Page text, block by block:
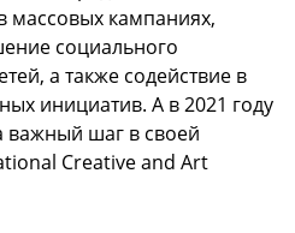
массовых кампаниях,
социального
а также содействие в
инициатив. А в 2021 году
важный шаг в своей
Creative and Art